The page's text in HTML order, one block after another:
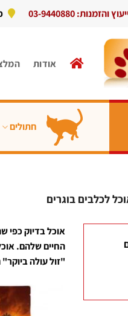
והזמנות: 03-9440880
אודות
חתולים
לכלבים בוגרים
אוכל בדיוק כפי
החיים שלהם.
"זול עולה